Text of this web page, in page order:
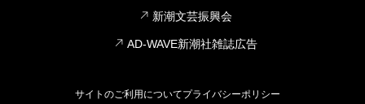
新潮文芸振興会
AD-WAVE新潮社雑誌広告
サイトのご利用についてプライバシーポリシー